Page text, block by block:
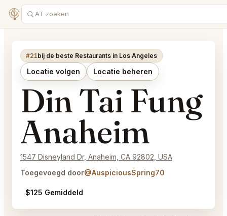
#21bij de beste Restaurants in Los Angeles
Locatie volgen Locatie beheren
Din Tai Fung
Anaheim
1547 Disneyland Dr, Anaheim, CA 92802, USA
Toegevoegd door@AuspiciousSpring70
$125 Gemiddeld